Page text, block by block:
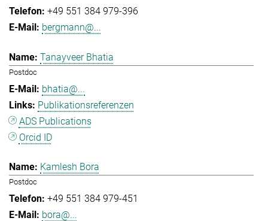
+49 551 384 979-396
bergmann@...
Tanayveer Bhatia
Postdoc
bhatia@...
Publikationsreferenzen
ADS Publications
Orcid ID
Kamlesh Bora
Postdoc
+49 551 384 979-451
bora@...